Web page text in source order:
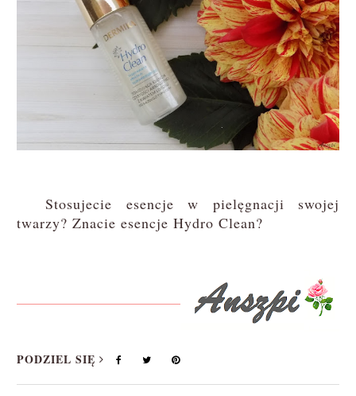
Stosujecie esencje w pielęgnacji swojej
twarzy? Znacie esencje Hydro Clean?
PODZIEL SIĘ